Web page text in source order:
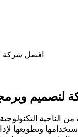
افضل شركة
لتصميم
الناحية